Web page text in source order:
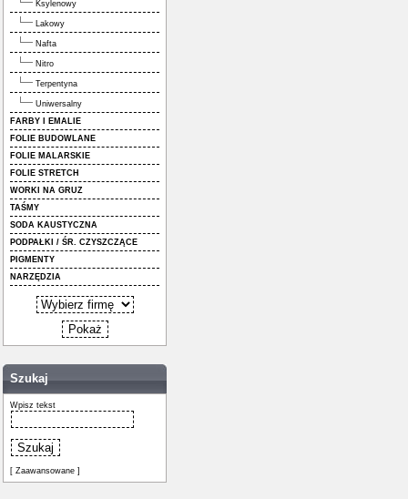
Ksylenowy
Lakowy
Nafta
Nitro
Terpentyna
Uniwersalny
FARBY I EMALIE
FOLIE BUDOWLANE
FOLIE MALARSKIE
FOLIE STRETCH
WORKI NA GRUZ
TAŚMY
SODA KAUSTYCZNA
PODPAŁKI / ŚR. CZYSZCZĄCE
PIGMENTY
NARZĘDZIA
Szukaj
Wpisz tekst
[ Zaawansowane ]